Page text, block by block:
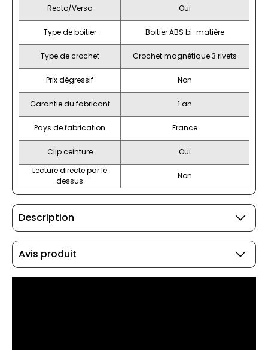
Recto/Verso Oui
Type de boitier Boitier ABS bi-matière
Type de crochet Crochet magnétique 3 rivets
Prix dégressif Non
Garantie du fabricant 1 an
Pays de fabrication France
Clip ceinture
Oui
Lecture directe par le
dessus
Non
Description
Avis produit